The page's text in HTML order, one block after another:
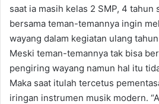
saat ia masih kelas 2 SMP, 4 tahun
bersama teman-temannya ingin
wayang dalam kegiatan ulang
Meski teman-temannya tak bisa
pengiring wayang namun hal itu
Maka saat itulah tercetus
iringan instrumen musik modern.